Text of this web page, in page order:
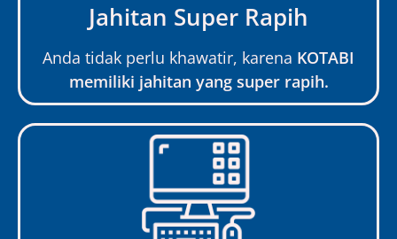
Jahitan Super Rapih
Anda tidak perlu khawatir, karena KOTABI
memiliki jahitan yang super rapih.